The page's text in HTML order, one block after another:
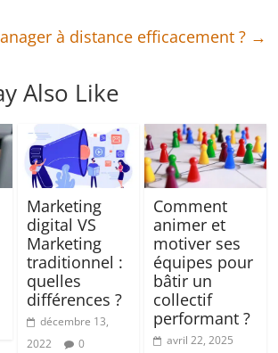
à distance efficacement ? →
Also Like
Marketing
digital VS
Marketing
traditionnel :
quelles
différences ?
décembre 13,
2022
0
Comment
animer et
motiver ses
équipes pour
bâtir un
collectif
performant ?
avril 22, 2025